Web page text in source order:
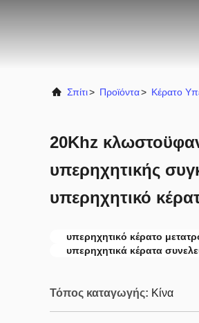
Σπίτι> Προϊόντα> Κέρατο
20Khz
υπερηχητικής
υπερηχητικό
υπερηχητικό κέρατο
υπερηχητικά κέρατα
Τόπος καταγωγής: Κίνα